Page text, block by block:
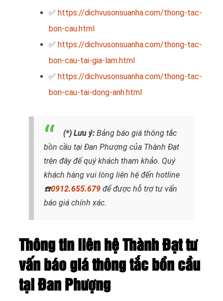
✅ https://dichvusonsuanha.com/thong-tac-
bon-cau.html
✅ https://dichvusonsuanha.com/thong-tac-
bon-cau-tai-gia-lam.html
✅ https://dichvusonsuanha.com/thong-tac-
bon-cau-tai-dong-anh.html
(*) Lưu ý: Bảng báo giá thông tắc
bồn cầu tại Đan Phượng của Thành Đạt
trên đây để quý khách tham khảo. Quý
khách hàng vui lòng liên hệ đến hotline
☎️0912.655.679 để được hỗ trợ tư vấn
báo giá chính xác.
Thông tin liên hệ Thành Đạt tư
vấn báo giá thông tắc bồn cầu
tại Đan Phượng